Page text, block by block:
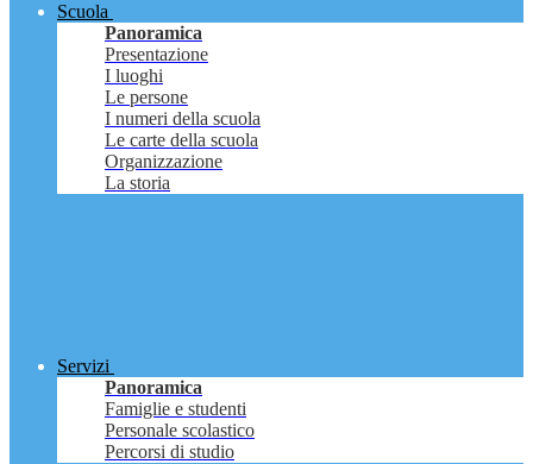
Scuola
Panoramica
Presentazione
I luoghi
Le persone
I numeri della scuola
Le carte della scuola
Organizzazione
La storia
Servizi
Panoramica
Famiglie e studenti
Personale scolastico
Percorsi di studio